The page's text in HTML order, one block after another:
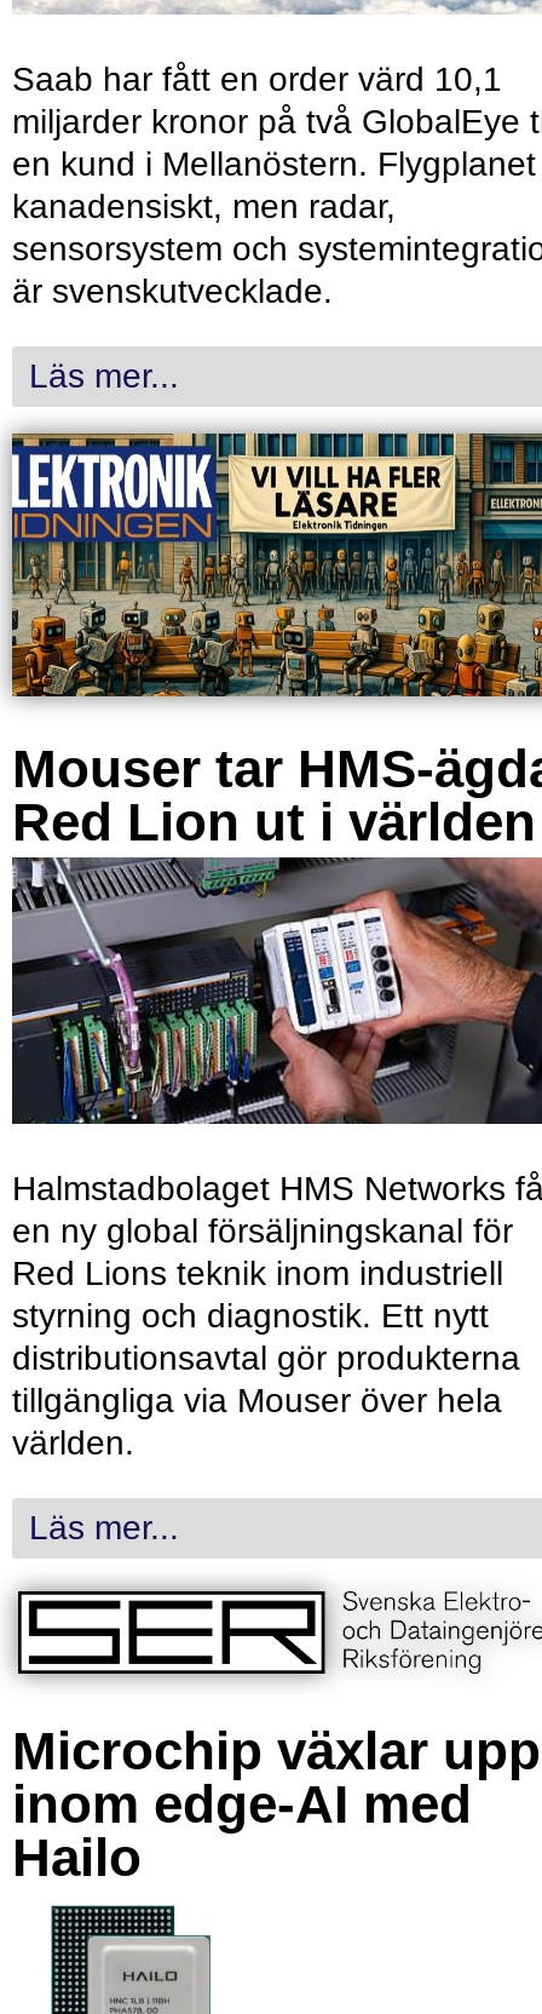
Saab har fått en order värd 10,1
miljarder kronor på två GlobalEye
en kund i Mellanöstern.
kanadensiskt, men radar,
sensorsystem och
är svenskutvecklade.
Läs mer...
Mouser tar HMS-
Red Lion ut i världen
Halmstadbolaget HMS Networks
en ny global försäljningskanal för
Red Lions teknik inom industriell
styrning och diagnostik. Ett nytt
distributionsavtal gör produkterna
tillgängliga via Mouser över hela
världen.
Läs mer...
Microchip växlar upp
inom edge-AI med
Hailo